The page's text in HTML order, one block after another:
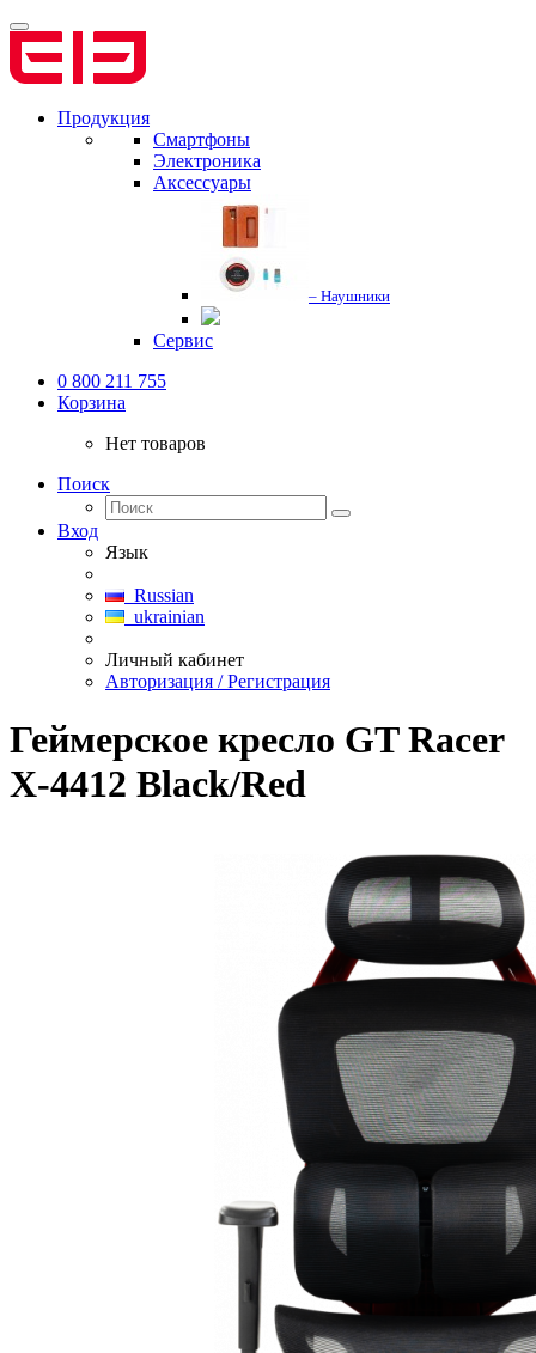
Продукция
Смартфоны
Электроника
Аксессуары
– Наушники
Сервис
0 800 211 755
Корзина
Нет товаров
Поиск
Вход
Язык
Russian
ukrainian
Личный кабинет
Авторизация / Регистрация
Геймерское кресло GT Racer
X-4412 Black/Red